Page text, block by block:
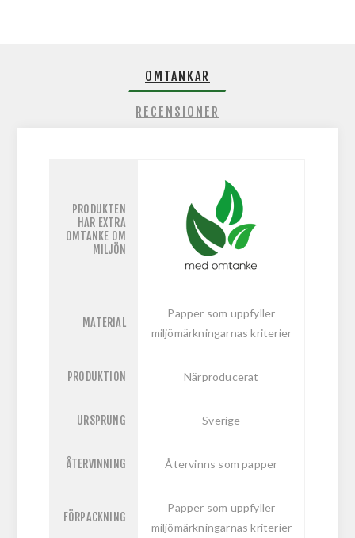
OMTANKAR
RECENSIONER
PRODUKTEN
HAR EXTRA
OMTANKE OM
MILJÖN
MATERIAL
Papper som uppfyller
miljömärkningarnas kriterier
PRODUKTION Närproducerat
URSPRUNG Sverige
ÅTERVINNING Återvinns som papper
FÖRPACKNING
Papper som uppfyller
miljömärkningarnas kriterier